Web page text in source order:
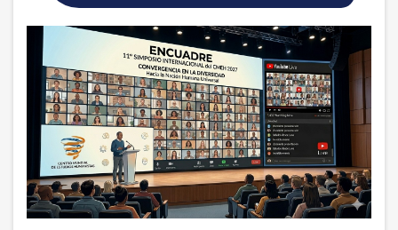
WCHS
TEMAS
Anthrolopogy
Natural sciences
Sciences